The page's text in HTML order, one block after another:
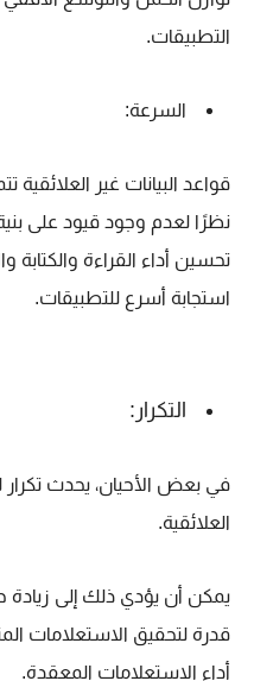
التطبيقات.
السرعة:
قواعد البيانات غير
نظرًا لعدم وجود قيود على بنية
تحسين أداء القراءة والكتابة
استجابة أسرع للتطبيقات.
التكرار:
في بعض الأحيان، يحدث تكرار
العلائقية.
يمكن أن يؤدي ذلك إلى زيادة
قدرة لتحقيق الاستعلامات
أداء الاستعلامات المعقدة.